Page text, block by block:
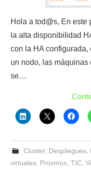
Hola a tod@s, En este
la alta disponibilidad
con la HA
un nodo, las máquinas
se…
Cluster, Despliegues,
virtuales Proxmox ,TIC ,